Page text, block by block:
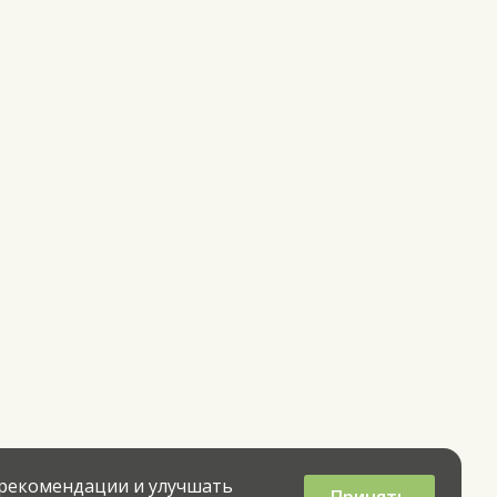
и улучшать